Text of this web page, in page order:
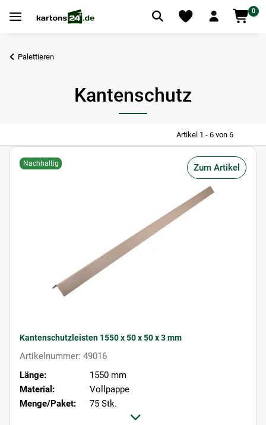
0
Palettieren
Kantenschutz
Artikel 1 - 6 von 6
Zum Artikel
Nachhaltig
Kantenschutzleisten 1550 x 50 x 50 x 3 mm
Artikelnummer: 49016
Länge:
1550 mm
Material:
Vollpappe
Menge/Paket:
75 Stk.